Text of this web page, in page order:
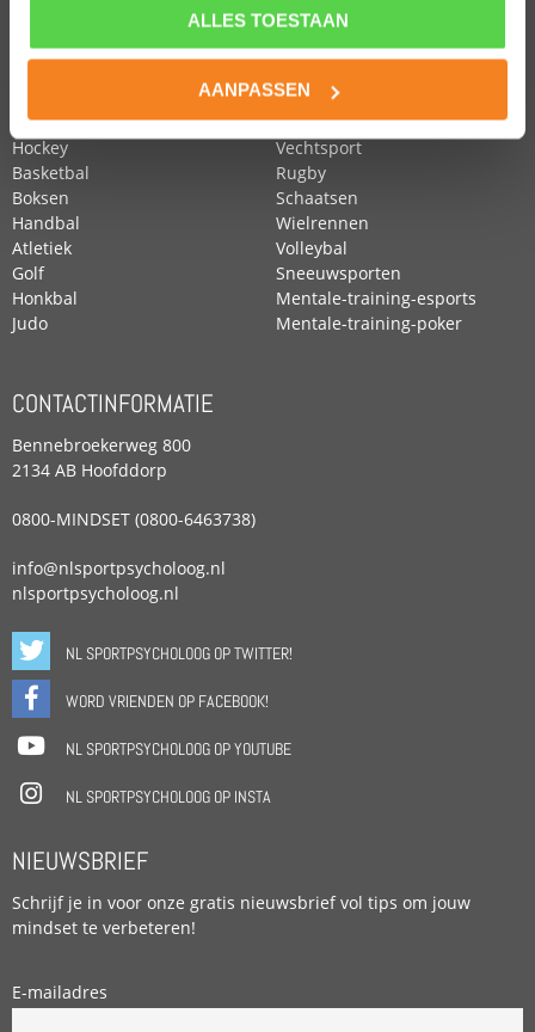
ALLES TOESTAAN
AANPASSEN
POPULAIRE SPORTEN
Paardensport
Hockey
Basketbal
Boksen
Handbal
Atletiek
Golf
Honkbal
Judo
Tennis
Turnen
Vechtsport
Rugby
Schaatsen
Wielrennen
Volleybal
Sneeuwsporten
Mentale-training-esports
Mentale-training-poker
CONTACTINFORMATIE
Bennebroekerweg 800
2134 AB Hoofddorp
0800-MINDSET (0800-6463738)
info@nlsportpsycholoog.nl
nlsportpsycholoog.nl
NL SPORTPSYCHOLOOG OP TWITTER!
WORD VRIENDEN OP FACEBOOK!
NL SPORTPSYCHOLOOG OP YOUTUBE
NL SPORTPSYCHOLOOG OP INSTA
NIEUWSBRIEF
Schrijf je in voor onze gratis nieuwsbrief vol tips om jouw
mindset te verbeteren!
E-mailadres